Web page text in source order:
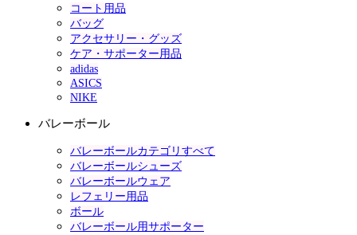
コート用品
バッグ
アクセサリー・グッズ
ケア・サポーター用品
adidas
ASICS
NIKE
バレーボール
バレーボールカテゴリすべて
バレーボールシューズ
バレーボールウェア
レフェリー用品
ボール
バレーボール用サポーター